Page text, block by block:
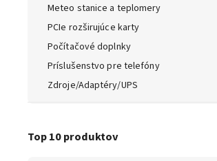
Meteo stanice a teplomery
PCIe rozširujúce karty
Počítačové doplnky
Príslušenstvo pre telefóny
Zdroje/Adaptéry/UPS
Top 10 produktov